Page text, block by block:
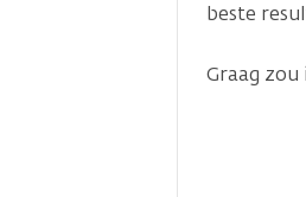
beste
Graag